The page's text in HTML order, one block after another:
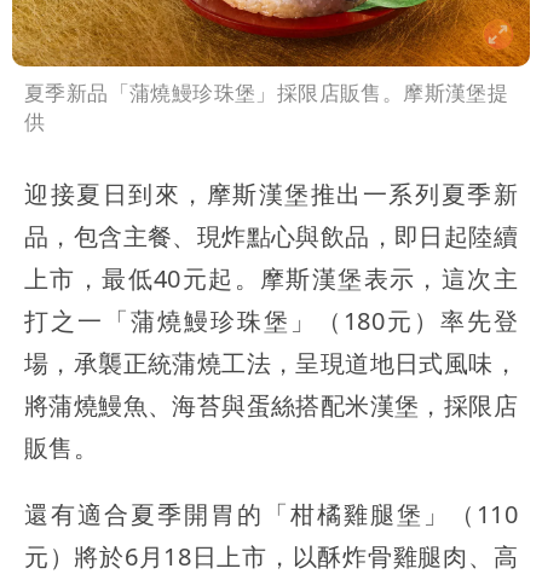
夏季新品「蒲燒鰻珍珠堡」採限店販售。摩斯漢堡提
供
迎接夏日到來，摩斯漢堡推出一系列夏季新
品，包含主餐、現炸點心與飲品，即日起陸續
上市，最低40元起。摩斯漢堡表示，這次主
打之一「蒲燒鰻珍珠堡」（180元）率先登
場，承襲正統蒲燒工法，呈現道地日式風味，
將蒲燒鰻魚、海苔與蛋絲搭配米漢堡，採限店
販售。
還有適合夏季開胃的「柑橘雞腿堡」（110
元）將於6月18日上市，以酥炸骨雞腿肉、高